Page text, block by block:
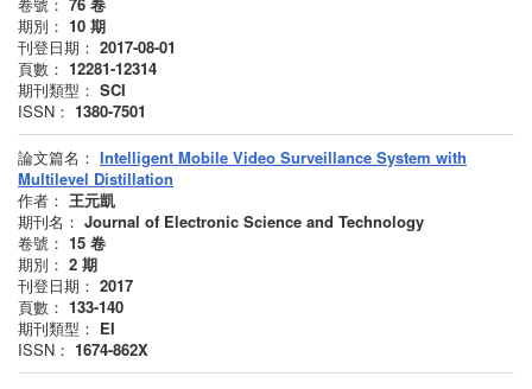
期別： 10 期
刊登日期： 2017-08-01
頁數： 12281-12314
期刊類型： SCI
ISSN： 1380-7501
論文篇名： Intelligent Mobile Video Surveillance System with
Multilevel Distillation
作者： 王元凱
期刊名： Journal of Electronic Science and Technology
卷號： 15 卷
期別： 2 期
刊登日期： 2017
頁數： 133-140
期刊類型： EI
ISSN： 1674-862X